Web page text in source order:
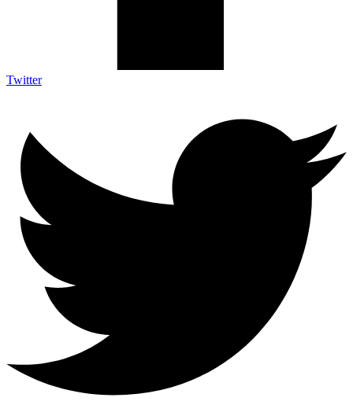
Twitter